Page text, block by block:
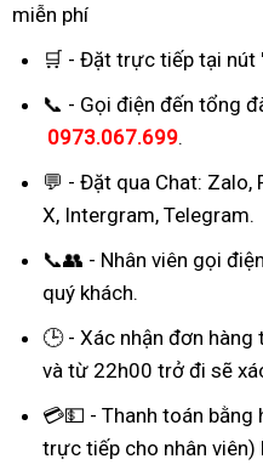
miễn phí
🛒 - Đặt trực tiếp tại nút
📞 - Gọi điện đến tổng
0973.067.699.
💬 - Đặt qua Chat: Zalo,
X, Intergram, Telegram.
📞👥 - Nhân viên gọi
quý khách.
🕒 - Xác nhận đơn
và từ 22h00 trở đi sẽ
💳💵 - Thanh toán bằng
trực tiếp cho nhân viên)